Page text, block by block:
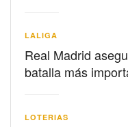
LALIGA
Real Madrid
batalla más
LOTERIAS